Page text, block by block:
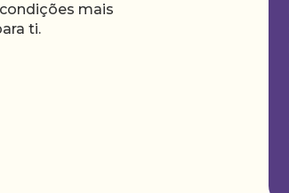
mais
ti.